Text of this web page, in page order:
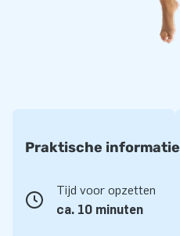
Praktische informatie
Tijd voor opzetten
ca. 10 minuten